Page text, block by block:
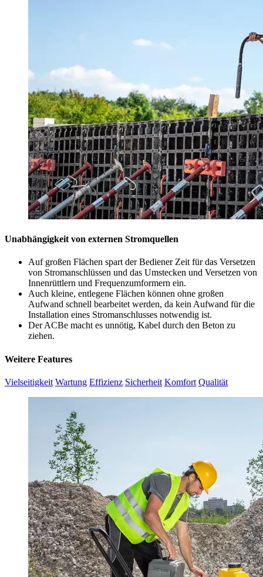
Unabhängigkeit von externen Stromquellen
Auf großen Flächen spart der Bediener Zeit für das Versetzen
von Stromanschlüssen und das Umstecken und Versetzen von
Innenrüttlern und Frequenzumformern ein.
Auch kleine, entlegene Flächen können ohne großen
Aufwand schnell bearbeitet werden, da kein Aufwand für die
Installation eines Stromanschlusses notwendig ist.
Der ACBe macht es unnötig, Kabel durch den Beton zu
ziehen.
Weitere Features
Vielseitigkeit Wartung Effizienz Sicherheit Komfort Qualität